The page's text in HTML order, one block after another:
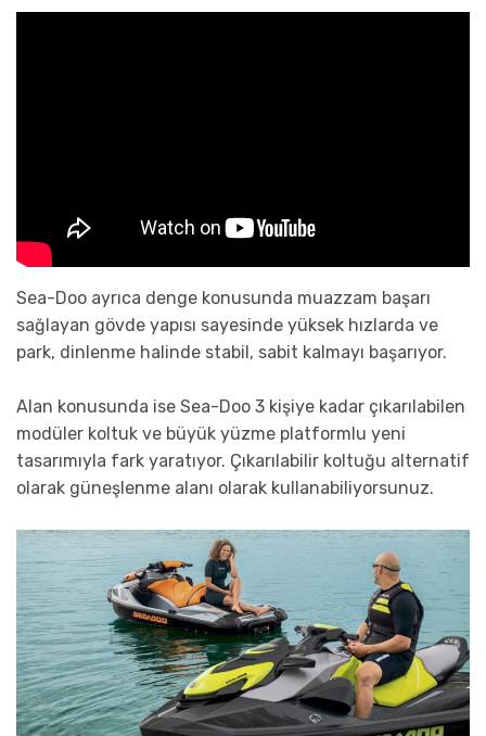
Sea-Doo ayrıca denge konusunda muazzam başarı
sağlayan gövde yapısı sayesinde yüksek hızlarda ve
park, dinlenme halinde stabil, sabit kalmayı başarıyor.
Alan konusunda ise Sea-Doo 3 kişiye kadar çıkarılabilen
modüler koltuk ve büyük yüzme platformlu yeni
tasarımıyla fark yaratıyor. Çıkarılabilir koltuğu alternatif
olarak güneşlenme alanı olarak kullanabiliyorsunuz.